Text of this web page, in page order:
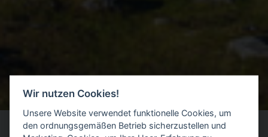
Wir nutzen Cookies!
Unsere Website verwendet funktionelle Cookies, um
den ordnungsgemäßen Betrieb sicherzustellen und